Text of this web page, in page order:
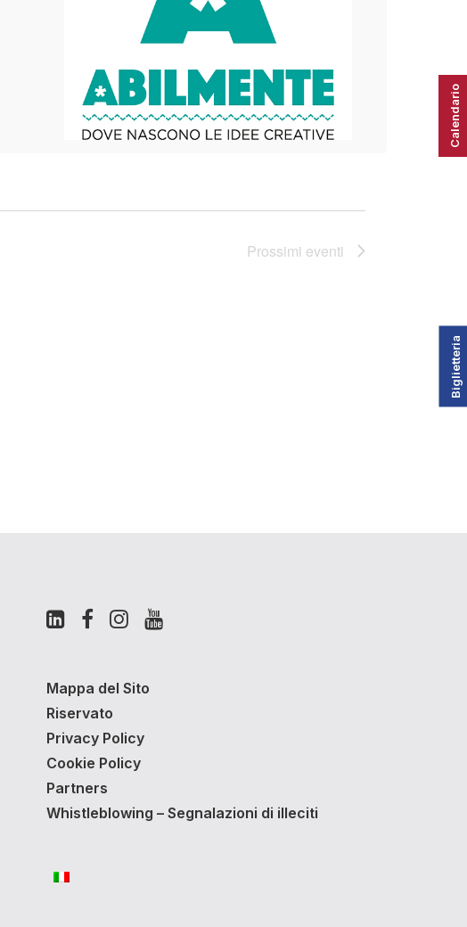
Prossimi eventi
Mappa del Sito
Riservato
Privacy Policy
Cookie Policy
Partners
Whistleblowing – Segnalazioni di illeciti
Biglietteria
Calendario